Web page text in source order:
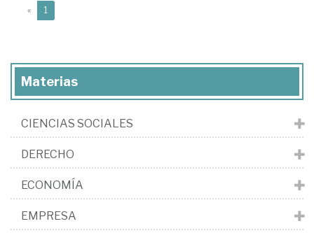
« 1
Materias
CIENCIAS SOCIALES
DERECHO
ECONOMÍA
EMPRESA